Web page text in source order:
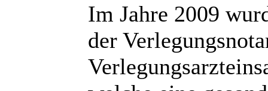
Im Jahre 2009
der